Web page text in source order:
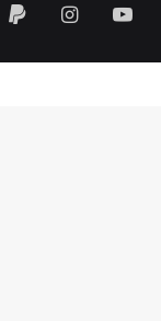
‫YouTubeانستقرام
‏Paypal